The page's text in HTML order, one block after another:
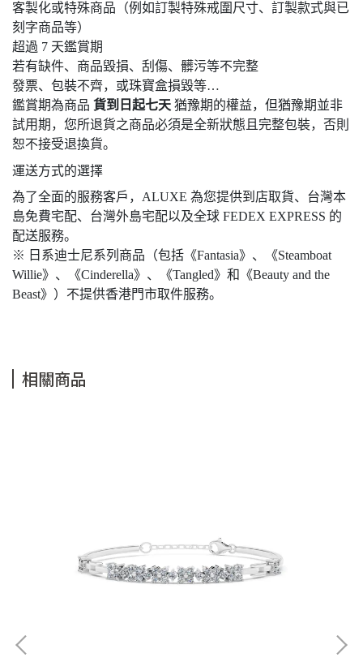
客製化或特殊商品（例如訂製特殊戒圍尺寸、訂製款式與已
刻字商品等）
超過 7 天鑑賞期
若有缺件、商品毀損、刮傷、髒污等不完整
發票、包裝不齊，或珠寶盒損毀等…
鑑賞期為商品 貨到日起七天 猶豫期的權益，但猶豫期並非
試用期，您所退貨之商品必須是全新狀態且完整包裝，否則
恕不接受退換貨。
運送方式的選擇
為了全面的服務客戶，ALUXE 為您提供到店取貨、台灣本
島免費宅配、台灣外島宅配以及全球 FEDEX EXPRESS 的
配送服務。
※ 日系迪士尼系列商品（包括《Fantasia》、《Steamboat
Willie》、《Cinderella》、《Tangled》和《Beauty and the
Beast》）不提供香港門市取件服務。
相關商品